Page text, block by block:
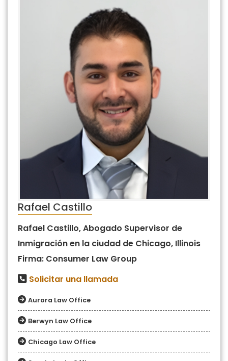
Rafael Castillo
Rafael Castillo, Abogado Supervisor de
Inmigración en la ciudad de Chicago, Illinois
Firma: Consumer Law Group
Solicitar una llamada
Aurora Law Office
Berwyn Law Office
Chicago Law Office